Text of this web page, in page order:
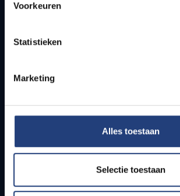
Voorkeuren
Statistieken
Marketing
Alles toestaan
Selectie toestaan
How to get to the VUB campuses
Students
PhD students
Teachers and secondary schools